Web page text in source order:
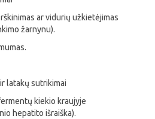
ar vidurių užkietėjimas
žarnynu).
latakų sutrikimai
kiekio kraujyje
hepatito išraiška).